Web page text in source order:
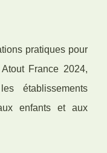
pratiques pour
France 2024,
établissements
enfants et aux